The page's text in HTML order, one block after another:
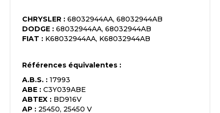
CHRYSLER : 68032944AA, 68032944AB
DODGE : 68032944AA, 68032944AB
FIAT : K68032944AA, K68032944AB
Références équivalentes :
A.B.S. : 17993
ABE : C3Y039ABE
ABTEX : BD916V
AP : 25450, 25450 V